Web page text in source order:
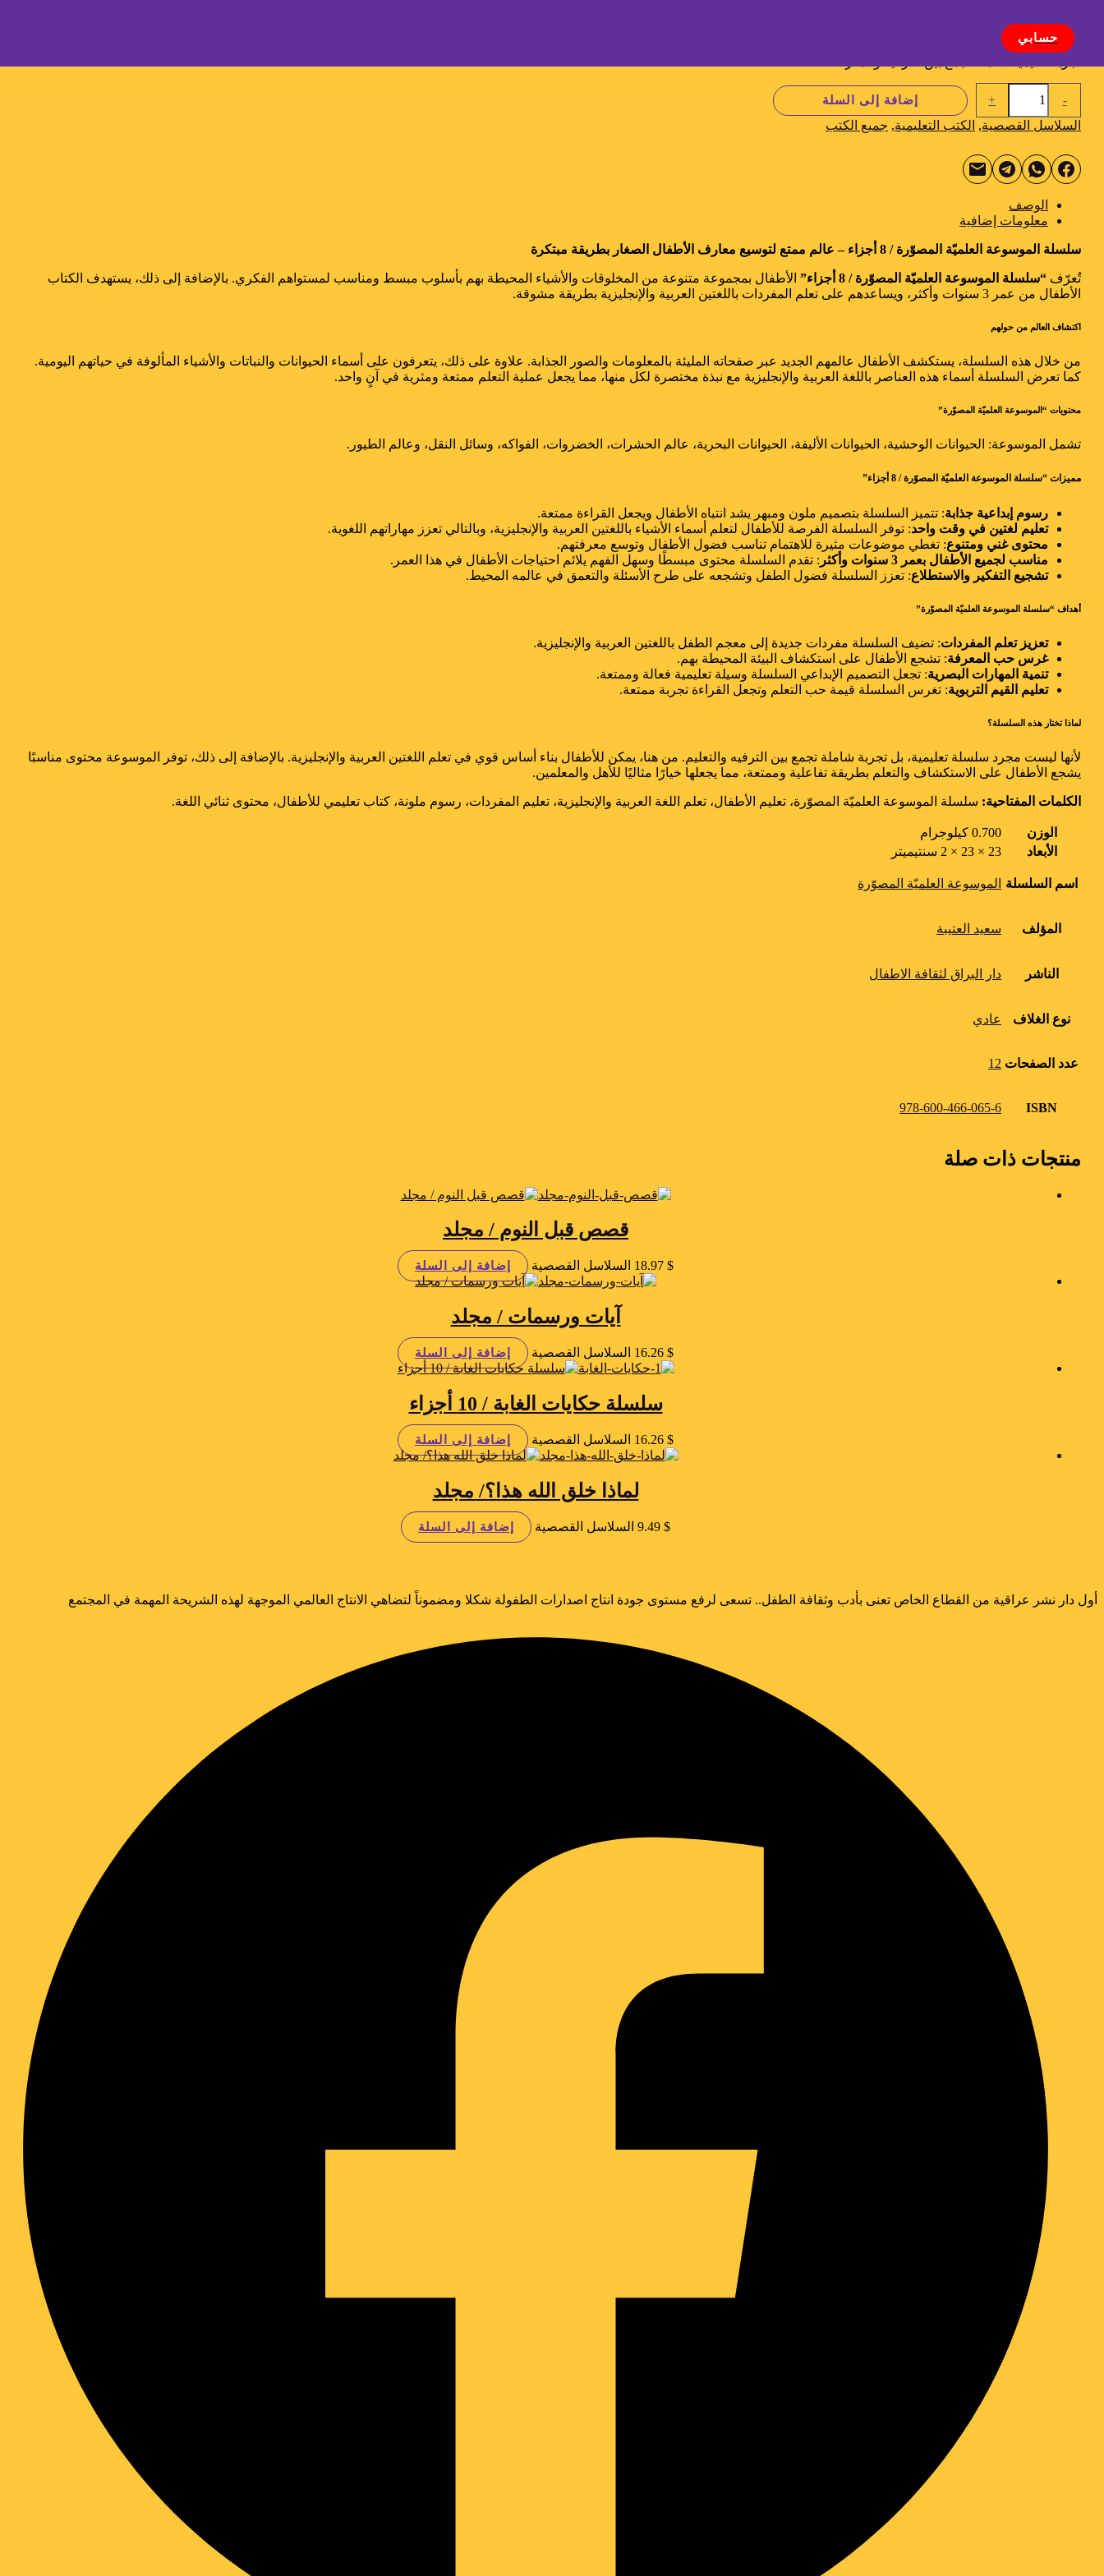
حسابي
يقدم الكتاب أسماء العناصر باللغتين العربية والإنجليزية مع رسوم ملونة جذابة. يساعد الكتاب
على تطوير مفردات الطفل، تعزيز فضوله، وتنمية مهاراته اللغوية بطريقة ممتعة ومثرية.
-
+ إضافة إلى السلة
السلاسل القصصية, الكتب التعليمية, جميع الكتب
الوصف
معلومات إضافية
سلسلة الموسوعة العلميّة المصوّرة / 8 أجزاء – عالم ممتع لتوسيع معارف الأطفال الصغار بطريقة مبتكرة
تُعرّف “سلسلة الموسوعة العلميّة المصوّرة / 8 أجزاء”
الأطفال بمجموعة متنوعة من المخلوقات والأشياء المحيطة بهم بأسلوب مبسط ومناسب لمستواهم الفكري. بالإضافة إلى ذلك، يستهدف الكتاب
الأطفال من عمر 3 سنوات وأكثر، ويساعدهم على تعلم المفردات باللغتين العربية والإنجليزية بطريقة مشوقة.
اكتشاف العالم من حولهم
من خلال هذه السلسلة، يستكشف الأطفال عالمهم الجديد عبر صفحاته المليئة بالمعلومات والصور الجذابة. علاوة على ذلك، يتعرفون على أسماء الحيوانات والنباتات والأشياء المألوفة في حياتهم اليومية.
كما تعرض السلسلة أسماء هذه العناصر باللغة العربية والإنجليزية مع نبذة مختصرة لكل منها، مما يجعل عملية التعلم ممتعة ومثرية في آنٍ واحد.
محتويات “الموسوعة العلميّة المصوّرة”
تشمل الموسوعة: الحيوانات الوحشية، الحيوانات الأليفة، الحيوانات البحرية، عالم الحشرات، الخضروات، الفواكه، وسائل النقل، وعالم الطيور.
مميزات “سلسلة الموسوعة العلميّة المصوّرة / 8 أجزاء”
رسوم إبداعية جذابة: تتميز السلسلة بتصميم ملون ومبهر يشد انتباه الأطفال ويجعل القراءة ممتعة.
تعليم لغتين في وقت واحد: توفر السلسلة الفرصة للأطفال لتعلم أسماء الأشياء باللغتين العربية والإنجليزية، وبالتالي تعزز مهاراتهم اللغوية.
محتوى غني ومتنوع: تغطي موضوعات مثيرة للاهتمام تناسب فضول الأطفال وتوسع معرفتهم.
مناسب لجميع الأطفال بعمر 3 سنوات وأكثر
: تقدم السلسلة محتوى مبسطًا وسهل الفهم يلائم احتياجات الأطفال في هذا العمر.
تشجيع التفكير والاستطلاع: تعزز السلسلة فضول الطفل وتشجعه على طرح الأسئلة والتعمق في عالمه المحيط.
أهداف “سلسلة الموسوعة العلميّة المصوّرة”
تعزيز تعلم المفردات: تضيف السلسلة مفردات جديدة إلى معجم الطفل باللغتين العربية والإنجليزية.
غرس حب المعرفة: تشجع الأطفال على استكشاف البيئة المحيطة بهم.
تنمية المهارات البصرية: تجعل التصميم الإبداعي السلسلة وسيلة تعليمية فعالة وممتعة.
تعليم القيم التربوية: تغرس السلسلة قيمة حب التعلم وتجعل القراءة تجربة ممتعة.
لماذا تختار هذه السلسلة؟
لأنها ليست مجرد سلسلة تعليمية، بل تجربة شاملة تجمع بين الترفيه والتعليم. من هنا، يمكن للأطفال بناء أساس قوي في تعلم اللغتين العربية والإنجليزية. بالإضافة إلى ذلك، توفر الموسوعة محتوى مناسبًا
يشجع الأطفال على الاستكشاف والتعلم بطريقة تفاعلية وممتعة، مما يجعلها خيارًا مثاليًا للأهل والمعلمين.
الكلمات المفتاحية: سلسلة الموسوعة العلميّة المصوّرة، تعليم الأطفال، تعلم اللغة العربية والإنجليزية، تعليم المفردات، رسوم ملونة، كتاب تعليمي للأطفال، محتوى ثنائي اللغة.
الوزن
0.700 كيلوجرام
الأبعاد
23 × 23 × 2 سنتيميتر
اسم السلسلة الموسوعة العلميّة المصوّرة
المؤلف سعيد العتيبة
الناشر دار البراق لثقافة الاطفال
نوع الغلاف عادي
عدد الصفحات 12
ISBN
978-600-466-065-6
منتجات ذات صلة
قصص قبل النوم / مجلد
$ السلاسل القصصية إضافة إلى السلة
آيات ورسمات / مجلد
$ السلاسل القصصية إضافة إلى السلة
سلسلة حكايات الغابة / 10 أجزاء
$ السلاسل القصصية إضافة إلى السلة
لماذا خلق الله هذا؟/ مجلد
$ السلاسل القصصية إضافة إلى السلة
أول دار نشر عراقية من القطاع الخاص تعنى بأدب وثقافة الطفل.. تسعى لرفع مستوى جودة انتاج اصدارات الطفولة شكلا ومضموناً لتضاهي الانتاج العالمي الموجهة لهذه الشريحة المهمة في المجتمع